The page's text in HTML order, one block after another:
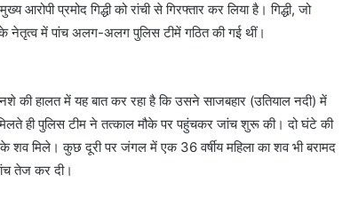
प्रमोद गिद्धी को रांची से गिरफ्तार कर लिया है। गिद्धी, जो
नेतृत्व में पांच अलग-अलग पुलिस टीमें गठित की गई थीं।
हालत में यह बात कर रहा है कि उसने साजबहार (उतियाल नदी) में
ही पुलिस टीम ने तत्काल मौके पर पहुंचकर जांच शुरू की। दो घंटे की
मिले। कुछ दूरी पर जंगल में एक 36 वर्षीय महिला का शव भी बरामद
तेज कर दी।